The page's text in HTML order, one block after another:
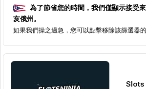
為了節省您的時間，我們僅顯示接受
亥俄州。
如果我們操之過急，您可以點擊移除該篩選器的
Slots